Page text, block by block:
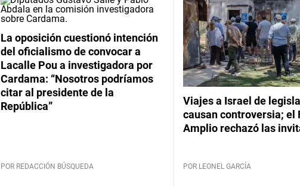
La oposición cuestionó intención
del oficialismo de convocar a
Lacalle Pou a investigadora por
Cardama: “Nosotros podríamos
citar al presidente de la
República”
POR REDACCIÓN BÚSQUEDA
Viajes a Israel de
causan controversia; el
Amplio rechazó las
POR LEONEL GARCÍA